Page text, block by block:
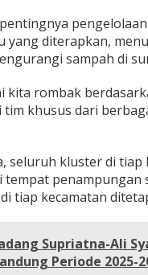
yang diterapkan,
sampah di
kita rombak
tim khusus dari
seluruh kluster di tiap
penampungan
tiap kecamatan
Supriatna-Ali
Periode 2025-